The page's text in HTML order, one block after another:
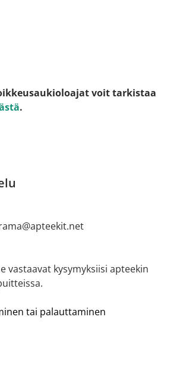
voit tarkistaa
.
vastaavat kysymyksiisi apteekin
tai palauttaminen